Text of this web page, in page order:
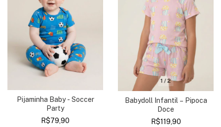
Pijaminha Baby - Soccer
Party
R$79,90
1 /2
Babydoll Infantil – Pipoca
Doce
R$119,90